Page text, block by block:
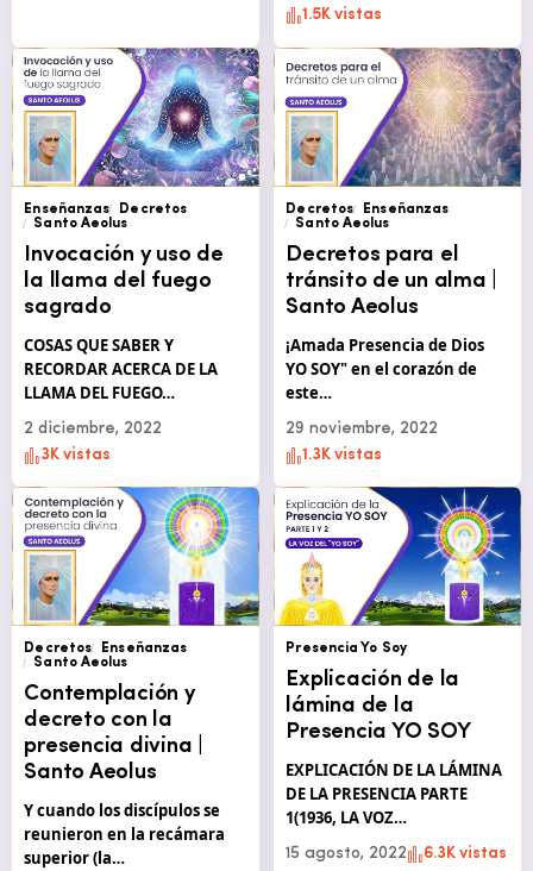
1.5K vistas
Enseñanzas
Decretos
Santo Aeolus
Invocación y uso de
la llama del fuego
sagrado
COSAS QUE SABER Y
RECORDAR ACERCA DE LA
LLAMA DEL FUEGO…
2 diciembre, 2022
3K vistas
Decretos
Enseñanzas
Santo Aeolus
Decretos para el
tránsito de un alma |
Santo Aeolus
¡Amada Presencia de Dios
YO SOY" en el corazón de
este…
29 noviembre, 2022
1.3K vistas
Decretos
Enseñanzas
Santo Aeolus
Contemplación y
decreto con la
presencia divina |
Santo Aeolus
Y cuando los discípulos se
reunieron en la recámara
superior (la…
Presencia Yo Soy
Explicación de la
lámina de la
Presencia YO SOY
EXPLICACIÓN DE LA LÁMINA
DE LA PRESENCIA PARTE
1(1936, LA VOZ…
15 agosto, 2022 6.3K vistas